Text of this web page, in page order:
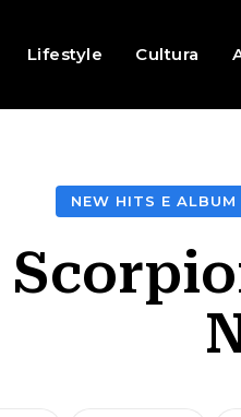
Lifestyle Cultura
NEW HITS E ALBUM